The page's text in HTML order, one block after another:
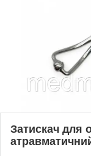
Затискач для